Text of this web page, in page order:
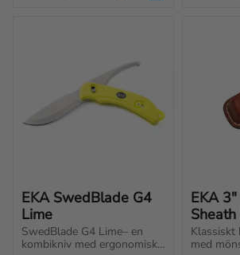
EKA SwedBlade G4
Lime
SwedBlade G4 Lime– en
kombikniv med ergonomisk
EKA
Klassiskt
med